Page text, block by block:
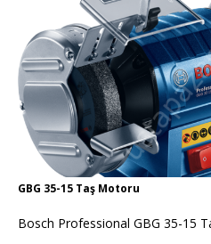
GBG 35-15 Taş Motoru
Bosch Professional GBG 35-15